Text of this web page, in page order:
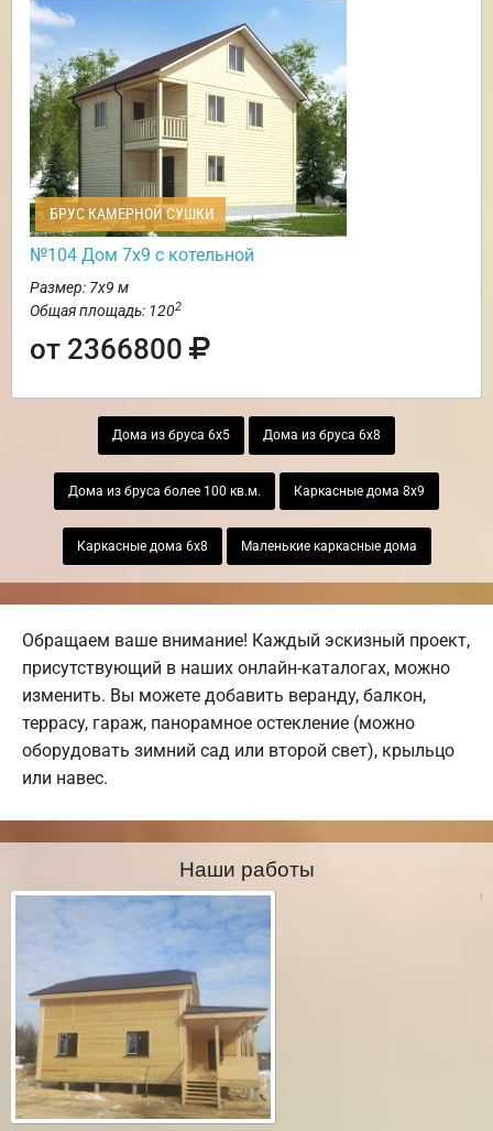
БРУС КАМЕРНОЙ СУШКИ
№104 Дом 7х9 с котельной
Размер: 7х9 м
Общая площадь: 1202
от 2366800
Дома из бруса 6х5 Дома из бруса 6х8
Дома из бруса более 100 кв.м. Каркасные дома 8х9
Каркасные дома 6х8 Маленькие каркасные дома
Обращаем ваше внимание! Каждый эскизный проект,
присутствующий в наших онлайн-каталогах, можно
изменить. Вы можете добавить веранду, балкон,
террасу, гараж, панорамное остекление (можно
оборудовать зимний сад или второй свет), крыльцо
или навес.
Наши работы